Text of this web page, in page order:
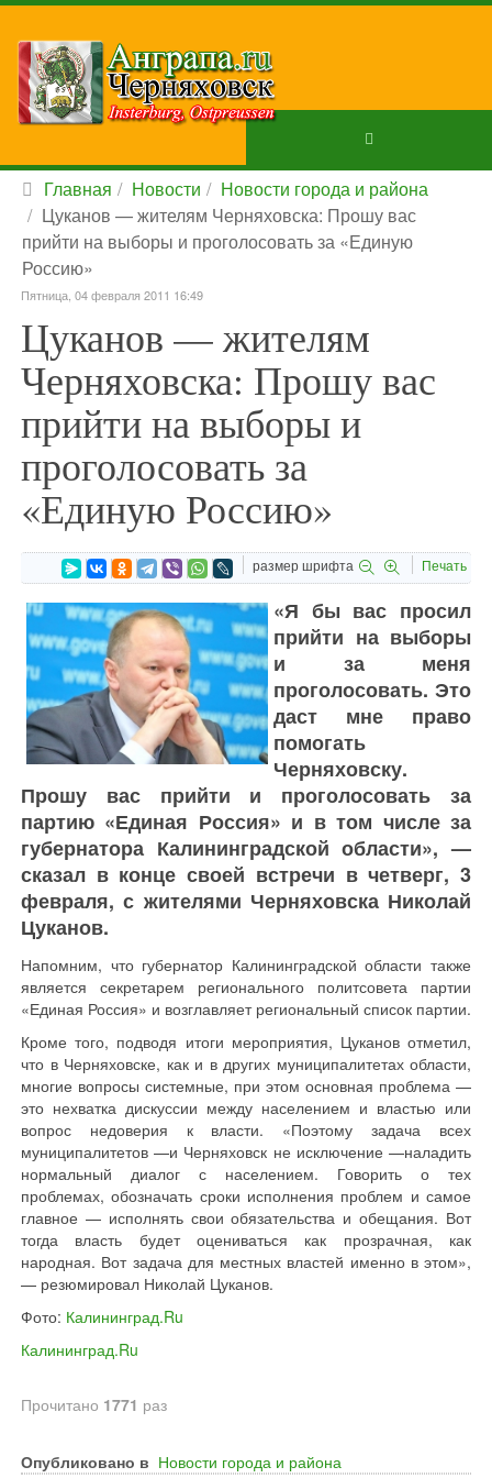
Главная Новости
Новости города и района
Цуканов — жителям Черняховска: Прошу вас
прийти на выборы и проголосовать за «Единую
Россию»
Пятница, 04 февраля 2011 16:49
Цуканов — жителям
Черняховска: Прошу вас
прийти на выборы и
проголосовать за
«Единую Россию»
размер шрифта Печать
«Я бы вас просил
прийти на выборы
и за меня
проголосовать. Это
даст мне право
помогать
Черняховску.
Прошу вас прийти и проголосовать за
партию «Единая Россия» и в том числе за
губернатора Калининградской области», —
сказал в конце своей встречи в четверг, 3
февраля, с жителями Черняховска Николай
Цуканов.
Напомним, что губернатор Калининградской области также
является секретарем регионального политсовета партии
«Единая Россия» и возглавляет региональный список партии.
Кроме того, подводя итоги мероприятия, Цуканов отметил,
что в Черняховске, как и в других муниципалитетах области,
многие вопросы системные, при этом основная проблема —
это нехватка дискуссии между населением и властью или
вопрос недоверия к власти. «Поэтому задача всех
муниципалитетов—и Черняховск не исключение—наладить
нормальный диалог с населением. Говорить о тех
проблемах, обозначать сроки исполнения проблем и самое
главное — исполнять свои обязательства и обещания. Вот
тогда власть будет оцениваться как прозрачная, как
народная. Вот задача для местных властей именно в этом»,
— резюмировал Николай Цуканов.
Фото: Калининград.Ru
Калининград.Ru
Прочитано 1771 раз
Опубликовано в Новости города и района